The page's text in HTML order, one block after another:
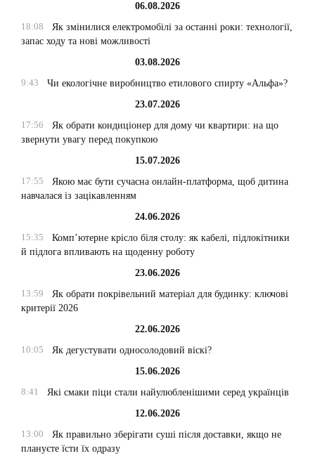
06.08.2026
18:08
Як змінилися електромобілі за останні роки: технології,
запас ходу та нові можливості
03.08.2026
9:43
Чи екологічне виробництво етилового спирту «Альфа»?
23.07.2026
17:56
Як обрати кондиціонер для дому чи квартири: на що
звернути увагу перед покупкою
15.07.2026
17:55
Якою має бути сучасна онлайн-платформа, щоб дитина
навчалася із зацікавленням
24.06.2026
15:35
Комп’ютерне крісло біля столу: як кабелі, підлокітники
й підлога впливають на щоденну роботу
23.06.2026
13:59
Як обрати покрівельний матеріал для будинку: ключові
критерії 2026
22.06.2026
10:05
Як дегустувати односолодовий віскі?
15.06.2026
8:41
Які смаки піци стали найулюбленішими серед українців
12.06.2026
13:00
Як правильно зберігати суші після доставки, якщо не
плануєте їсти їх одразу